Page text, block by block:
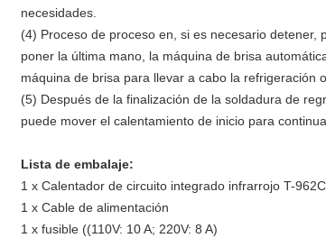
necesidades.
(4) Proceso de proceso en, si es necesario
poner la última mano, la máquina de brisa
máquina de brisa para llevar a cabo la refrigeración
(5) Después de la finalización de la soldadura de
puede mover el calentamiento de inicio para
Lista de embalaje:
1 x Calentador de circuito integrado infrarrojo T-962C
1 x Cable de alimentación
1 x fusible ((110V: 10 A; 220V: 8 A)